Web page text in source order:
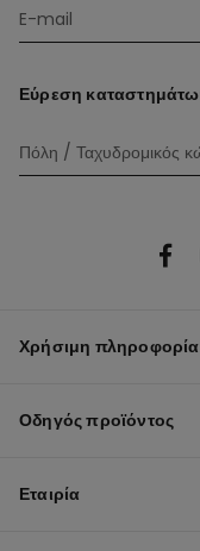
Εύρεση
Χρήσιμη πληροφορία
Οδηγός προϊόντος
Εταιρία